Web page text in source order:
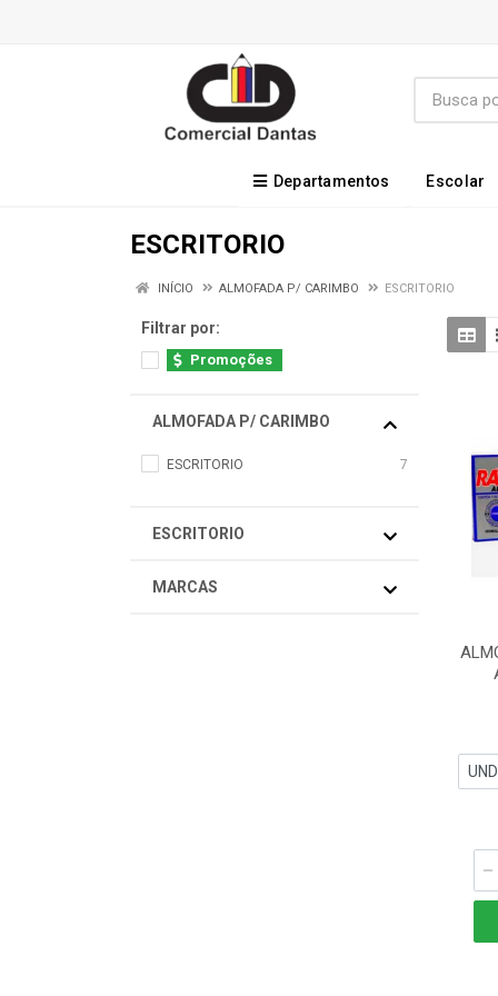
Departamentos Escolar
ESCRITORIO
INÍCIO ALMOFADA P/ CARIMBO ESCRITORIO
Filtrar por:
Promoções
ALMOFADA P/ CARIMBO
ESCRITORIO 7
ESCRITORIO
MARCAS